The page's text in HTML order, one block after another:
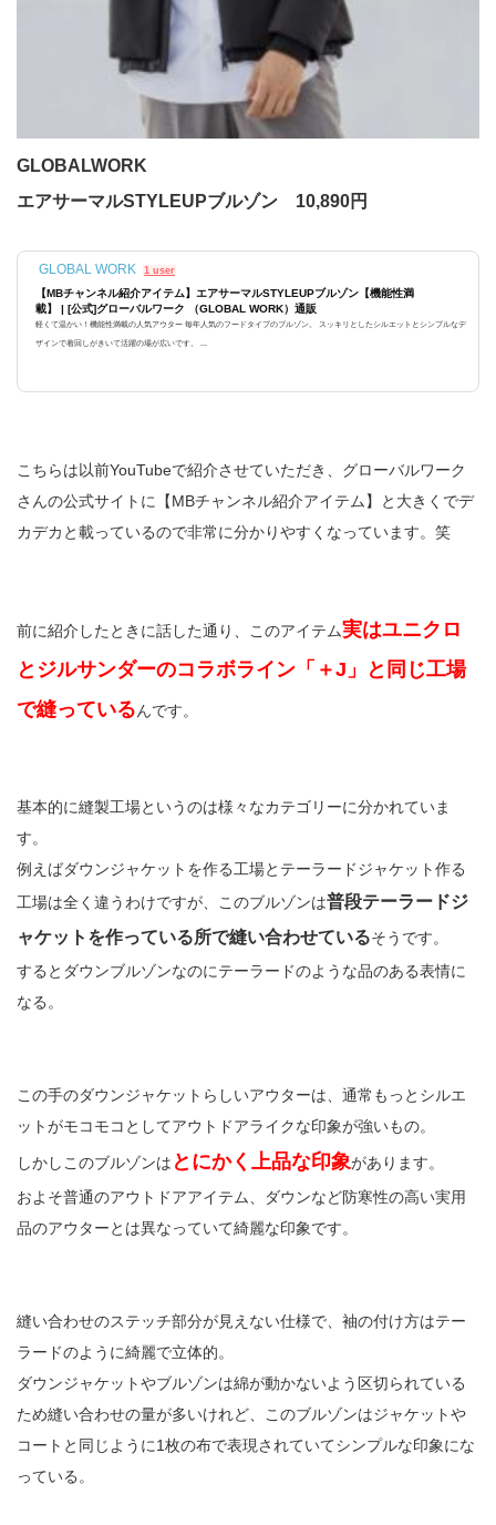
GLOBALWORK
エアサーマルSTYLEUPブルゾン 10,890円
GLOBAL WORK 1 user
【MBチャンネル紹介アイテム】エアサーマルSTYLEUPブルゾン【機能性満
載】 | [公式]グローバルワーク （GLOBAL WORK）通販
軽くて温かい！機能性満載の人気アウター 毎年人気のフードタイプのブルゾン。 スッキリとしたシルエットとシンプルなデ
ザインで着回しがきいて活躍の場が広いです。 ...
こちらは以前YouTubeで紹介させていただき、グローバルワーク
さんの公式サイトに【MBチャンネル紹介アイテム】と大きくでデ
カデカと載っているので非常に分かりやすくなっています。笑
前に紹介したときに話した通り、このアイテム実はユニクロ
とジルサンダーのコラボライン「＋J」と同じ工場
で縫っているんです。
基本的に縫製工場というのは様々なカテゴリーに分かれていま
す。
例えばダウンジャケットを作る工場とテーラードジャケット作る
工場は全く違うわけですが、このブルゾンは普段テーラードジ
ャケットを作っている所で縫い合わせているそうです。
するとダウンブルゾンなのにテーラードのような品のある表情に
なる。
この手のダウンジャケットらしいアウターは、通常もっとシルエ
ットがモコモコとしてアウトドアライクな印象が強いもの。
しかしこのブルゾンは とにかく上品な印象があります。
およそ普通のアウトドアアイテム、ダウンなど防寒性の高い実用
品のアウターとは異なっていて綺麗な印象です。
縫い合わせのステッチ部分が見えない仕様で、袖の付け方はテー
ラードのように綺麗で立体的。
ダウンジャケットやブルゾンは綿が動かないよう区切られている
ため縫い合わせの量が多いけれど、このブルゾンはジャケットや
コートと同じように1枚の布で表現されていてシンプルな印象にな
っている。